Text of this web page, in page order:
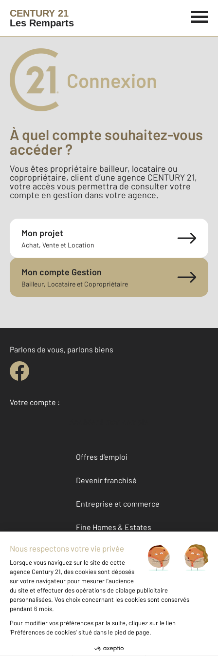
CENTURY 21
Les Remparts
Connexion
À quel compte souhaitez-vous
accéder ?
Vous êtes propriétaire bailleur, locataire ou
copropriétaire, client d’une agence CENTURY 21,
votre accès vous permettra de consulter votre
compte en gestion dans votre agence.
Mon projet
Achat, Vente et Location
Mon compte Gestion
Bailleur, Locataire et Copropriétaire
Parlons de vous, parlons biens
Votre compte :
Accéder à mon compte
Offres d'emploi
Devenir franchisé
Entreprise et commerce
Fine Homes & Estates
À propos
International
Nous contacter
Données personnelles